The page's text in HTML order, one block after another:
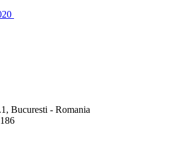
Bucuresti - Romania